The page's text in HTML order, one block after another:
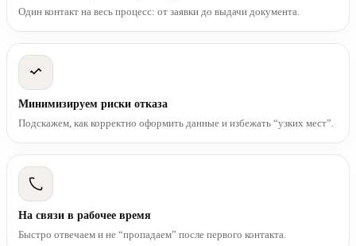
Один контакт на весь процесс: от заявки до выдачи документа.
Минимизируем риски отказа
Подскажем, как корректно оформить данные и избежать “узких мест”.
На связи в рабочее время
Быстро отвечаем и не “пропадаем” после первого контакта.